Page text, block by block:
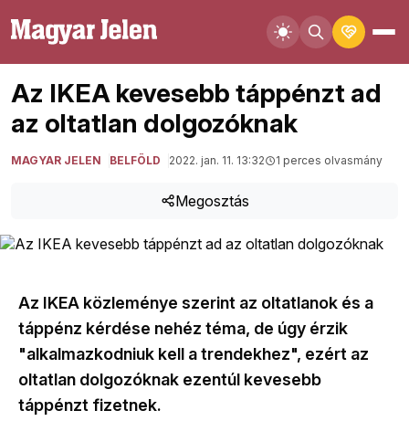
Az IKEA kevesebb táppénzt ad
az oltatlan dolgozóknak
MAGYAR JELEN BELFÖLD 2022. jan. 11. 13:32 1 perces olvasmány
Megosztás
Az IKEA közleménye szerint az oltatlanok és a
táppénz kérdése nehéz téma, de úgy érzik
"alkalmazkodniuk kell a trendekhez", ezért az
oltatlan dolgozóknak ezentúl kevesebb
táppénzt fizetnek.